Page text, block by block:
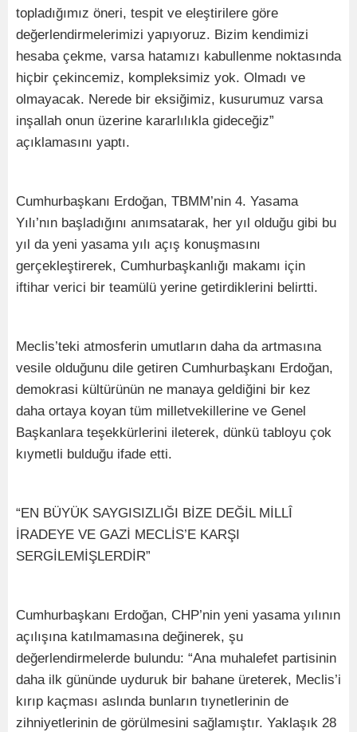
topladığımız öneri, tespit ve eleştirilere göre
değerlendirmelerimizi yapıyoruz. Bizim kendimizi
hesaba çekme, varsa hatamızı kabullenme noktasında
hiçbir çekincemiz, kompleksimiz yok. Olmadı ve
olmayacak. Nerede bir eksiğimiz, kusurumuz varsa
inşallah onun üzerine kararlılıkla gideceğiz”
açıklamasını yaptı.
Cumhurbaşkanı Erdoğan, TBMM’nin 4. Yasama
Yılı’nın başladığını anımsatarak, her yıl olduğu gibi bu
yıl da yeni yasama yılı açış konuşmasını
gerçekleştirerek, Cumhurbaşkanlığı makamı için
iftihar verici bir teamülü yerine getirdiklerini belirtti.
Meclis’teki atmosferin umutların daha da artmasına
vesile olduğunu dile getiren Cumhurbaşkanı Erdoğan,
demokrasi kültürünün ne manaya geldiğini bir kez
daha ortaya koyan tüm milletvekillerine ve Genel
Başkanlara teşekkürlerini ileterek, dünkü tabloyu çok
kıymetli bulduğu ifade etti.
“EN BÜYÜK SAYGISIZLIĞI BİZE DEĞİL MİLLÎ
İRADEYE VE GAZİ MECLİS’E KARŞI
SERGİLEMİŞLERDİR”
Cumhurbaşkanı Erdoğan, CHP’nin yeni yasama yılının
açılışına katılmamasına değinerek, şu
değerlendirmelerde bulundu: “Ana muhalefet partisinin
daha ilk gününde uyduruk bir bahane üreterek, Meclis’i
kırıp kaçması aslında bunların tıynetlerinin de
zihniyetlerinin de görülmesini sağlamıştır. Yaklaşık 28